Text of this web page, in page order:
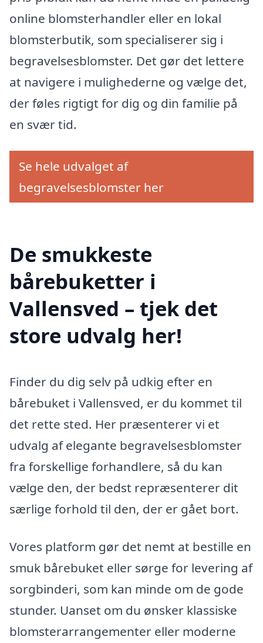
online blomsterhandler eller en lokal
blomsterbutik, som specialiserer sig i
begravelsesblomster. Det gør det lettere
at navigere i mulighederne og vælge det,
der føles rigtigt for dig og din familie på
en svær tid.
Se hele udvalget af
begravelsesblomster her
De smukkeste
bårebuketter i
Vallensved – tjek det
store udvalg her!
Finder du dig selv på udkig efter en
bårebuket i Vallensved, er du kommet til
det rette sted. Her præsenterer vi et
udvalg af elegante begravelsesblomster
fra forskellige forhandlere, så du kan
vælge den, der bedst repræsenterer dit
særlige forhold til den, der er gået bort.
Vores platform gør det nemt at bestille en
smuk bårebuket eller sørge for levering af
sorgbinderi, som kan minde om de gode
stunder. Uanset om du ønsker klassiske
blomsterarrangementer eller moderne